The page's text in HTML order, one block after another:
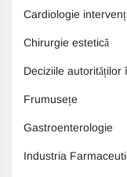
Cardiologie
Chirurgie estetică
Deciziile autorităților
Frumusețe
Gastroenterologie
Industria